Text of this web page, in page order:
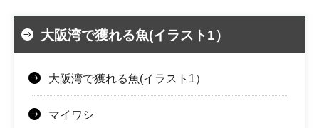
大阪湾で獲れる魚(イラスト1）
大阪湾で獲れる魚(イラスト1）
マイワシ